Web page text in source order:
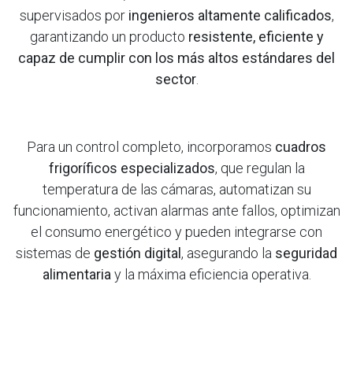
supervisados por ingenieros altamente calificados,
garantizando un producto resistente, eficiente y
capaz de cumplir con los más altos estándares del
sector.
Para un control completo, incorporamos cuadros
frigoríficos especializados, que regulan la
temperatura de las cámaras, automatizan su
funcionamiento, activan alarmas ante fallos, optimizan
el consumo energético y pueden integrarse con
sistemas de gestión digital , asegurando la seguridad
alimentaria y la máxima eficiencia operativa.